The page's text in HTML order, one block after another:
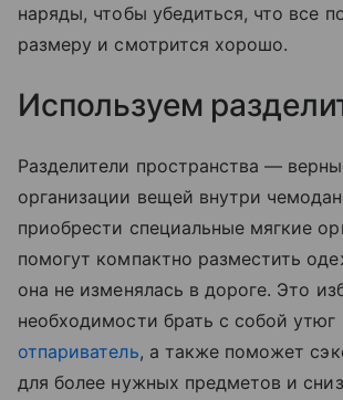
наряды, чтобы убедиться, что все
размеру и смотрится хорошо.
Используем
Разделители пространства —
организации вещей внутри
приобрести специальные мягкие
помогут компактно разместить
она не изменялась в дороге. Это
необходимости брать с собой утюг
отпариватель, а также поможет
для более нужных предметов и